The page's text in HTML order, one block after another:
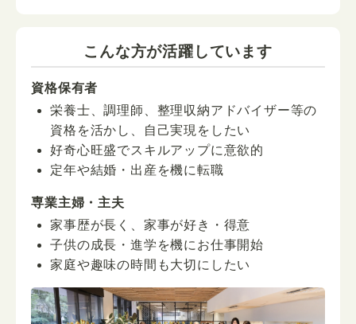
こんな方が活躍しています
資格保有者
栄養士、調理師、整理収納アドバイザー等の
資格を活かし、自己実現をしたい
好奇心旺盛でスキルアップに意欲的
定年や結婚・出産を機に転職
専業主婦・主夫
家事歴が長く、家事が好き・得意
子供の成長・進学を機にお仕事開始
家庭や趣味の時間も大切にしたい